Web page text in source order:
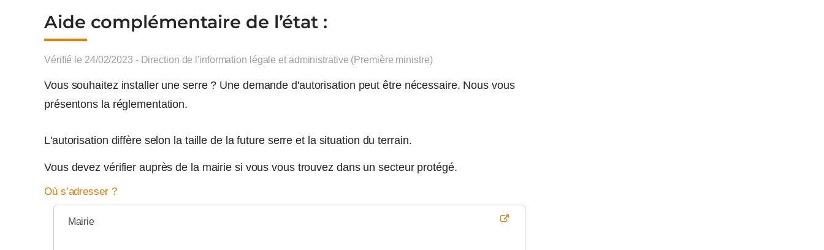
Aide complémentaire de l’état :
Vérifié le 24/02/2023 - Direction de l'information légale et administrative (Première ministre)
Vous souhaitez installer une serre ? Une demande d'autorisation peut être nécessaire. Nous vous
présentons la réglementation.
L'autorisation diffère selon la taille de la future serre et la situation du terrain.
Vous devez vérifier auprès de la mairie si vous vous trouvez dans un secteur protégé.
Où s’adresser ?
Mairie